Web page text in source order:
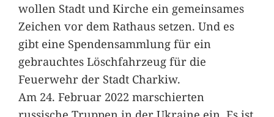
wollen Stadt und Kirche ein gemeinsames
Zeichen vor dem Rathaus setzen. Und es
gibt eine Spendensammlung für ein
gebrauchtes Löschfahrzeug für die
Feuerwehr der Stadt Charkiw.
Am 24. Februar 2022 marschierten